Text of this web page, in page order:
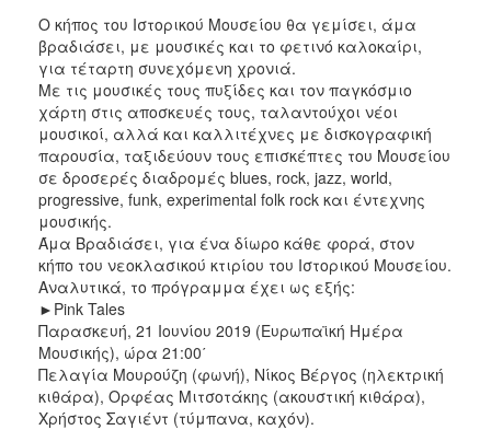
2019
2018
2017
2016
2015
2012
2011
ΔΗΜΟΣ
ΠΟΛΙΤΙΣΜΟΣ
Ο κήπος του Ιστορικού Μουσείου θα γεμίσει, άμα
βραδιάσει, με μουσικές και το φετινό καλοκαίρι,
για τέταρτη συνεχόμενη χρονιά.
Με τις μουσικές τους πυξίδες και τον παγκόσμιο
χάρτη στις αποσκευές τους, ταλαντούχοι νέοι
μουσικοί, αλλά και καλλιτέχνες με δισκογραφική
παρουσία, ταξιδεύουν τους επισκέπτες του Μουσείου
σε δροσερές διαδρομές blues, rock, jazz, world,
progressive, funk, experimental folk rock και έντεχνης
μουσικής.
Άμα Βραδιάσει, για ένα δίωρο κάθε φορά, στον
κήπο του νεοκλασικού κτιρίου του Ιστορικού Μουσείου.
Αναλυτικά, το πρόγραμμα έχει ως εξής:
►Pink Tales
Παρασκευή, 21 Ιουνίου 2019 (Ευρωπαϊκή Ημέρα
Μουσικής), ώρα 21:00΄
Πελαγία Μουρούζη (φωνή), Νίκος Βέργος (ηλεκτρική
κιθάρα), Ορφέας Μιτσοτάκης (ακουστική κιθάρα),
Χρήστος Σαγιέντ (τύμπανα, καχόν).